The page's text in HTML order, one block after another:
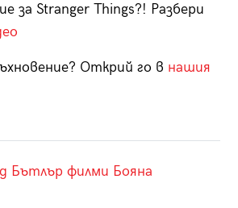
за Stranger Things?! Разбери
Открий го в нашия
Бътлър филми Бояна